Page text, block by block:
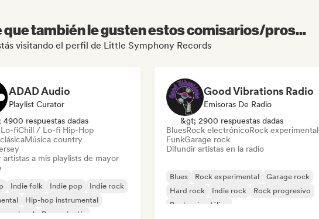
que también le gusten estos comisarios/pros...
visitando el perfil de Little Symphony Records
ADAD Audio
Playlist Curator
4900 respuestas dadas
fiChill / Lo-fi Hip-Hop
Música country
artistas a mis playlists de mayor
Indie folk Indie pop
Indie rock
Hip-hop instrumental
Rap en inglés
Good Vibrations Radio
Emisoras De Radio
&gt; 2900 respuestas dadas
BluesRock electrónicoRock experimental
FunkGarage rock
Difundir artistas en la radio
Blues Rock experimental
Garage rock
Hard rock
Indie rock
Rock progresivo
Rock psicodélico